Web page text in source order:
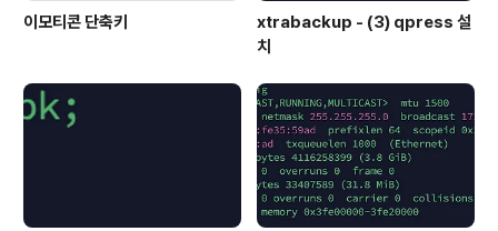
이모티콘 단축키
xtrabackup - (3) qpress 설
치